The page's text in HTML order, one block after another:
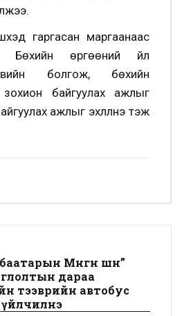
гаргасан маргаанаас
Бөхийн өргөөний үйл
болгож, бөхийн
зохион байгуулах ажлыг
ажлыг эхлүүлнэ тэж
Мөнгөн шөнө”
дараа
тээврийн автобус
үйлчилнэ